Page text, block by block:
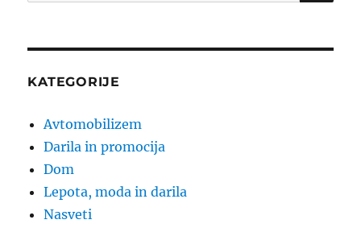
KATEGORIJE
Avtomobilizem
Darila in promocija
Dom
Lepota, moda in darila
Nasveti